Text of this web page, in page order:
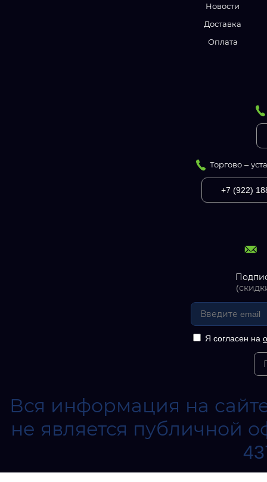
Новости
Доставка
Оплата
Торгово –
+7 (922)
Я согласен на
Вся информация на
не является публичной